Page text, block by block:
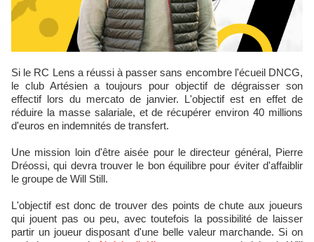
Si le RC Lens a réussi à passer sans encombre l'écueil DNCG,
le club Artésien a toujours pour objectif de dégraisser son
effectif lors du mercato de janvier. L'objectif est en effet de
réduire la masse salariale, et de récupérer environ 40 millions
d'euros en indemnités de transfert.
Une mission loin d'être aisée pour le directeur général, Pierre
Dréossi, qui devra trouver le bon équilibre pour éviter d'affaiblir
le groupe de Will Still.
L'objectif est donc de trouver des points de chute aux joueurs
qui jouent pas ou peu, avec toutefois la possibilité de laisser
partir un joueur disposant d'une belle valeur marchande. Si on